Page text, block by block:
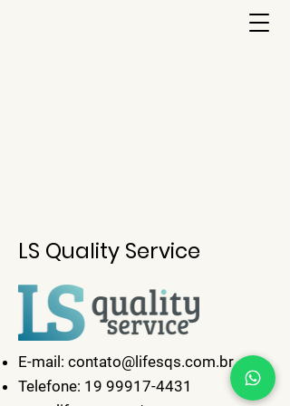
LS Quality Service
E-mail: contato@lifesqs.com.br
Telefone: 19 99917-4431